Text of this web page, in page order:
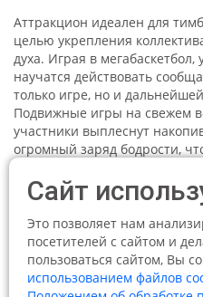
Аттракцион идеален для
целью укрепления
духа. Играя в
научатся действовать
только игре, но и
Подвижные игры на свежем
участники выплеснут
огромный заряд бодрости,
Мегабаскетбол–
дающая возможность
развлекательных программ.
изюминки любому
спортивный праздник.
вместе с мегабаскетболом –
Сайт
Это позволяет нам
посетителей с сайтом и
пользоваться сайтом, Вы
использованием файлов